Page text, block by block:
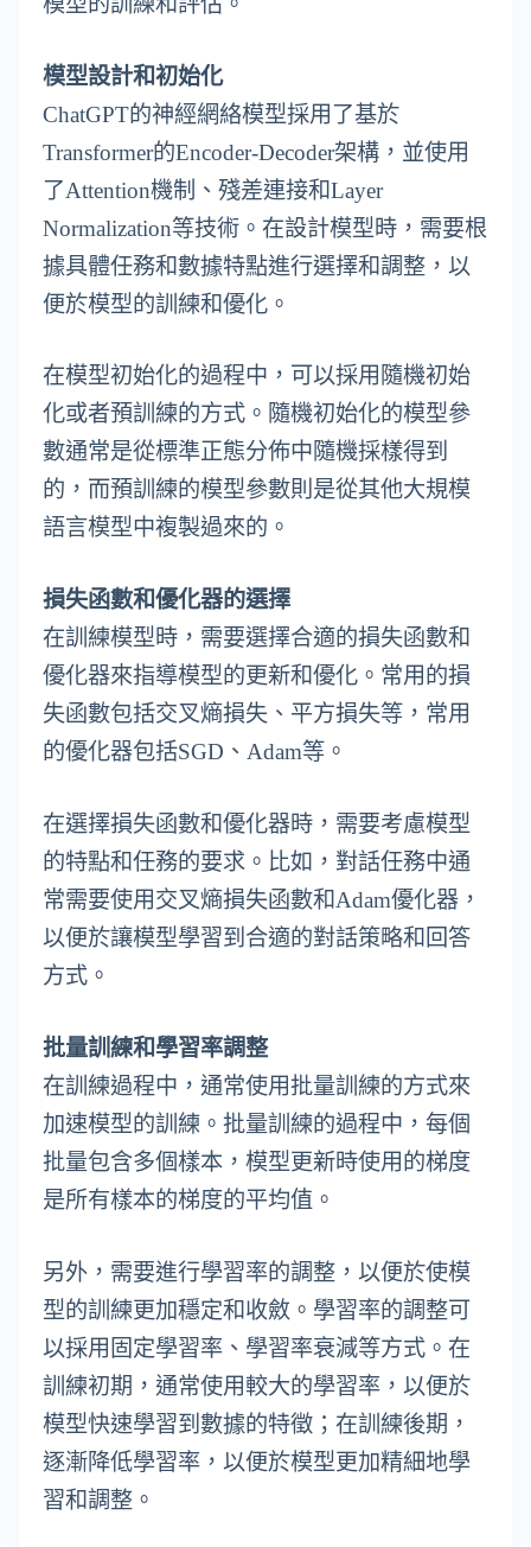
模型設計和初始化
ChatGPT的神經網絡模型採用了基於
Transformer的Encoder-Decoder架構，並使用
了Attention機制、殘差連接和Layer
Normalization等技術。在設計模型時，需要根
據具體任務和數據特點進行選擇和調整，以
便於模型的訓練和優化。
在模型初始化的過程中，可以採用隨機初始
化或者預訓練的方式。隨機初始化的模型參
數通常是從標準正態分佈中隨機採樣得到
的，而預訓練的模型參數則是從其他大規模
語言模型中複製過來的。
損失函數和優化器的選擇
在訓練模型時，需要選擇合適的損失函數和
優化器來指導模型的更新和優化。常用的損
失函數包括交叉熵損失、平方損失等，常用
的優化器包括SGD、Adam等。
在選擇損失函數和優化器時，需要考慮模型
的特點和任務的要求。比如，對話任務中通
常需要使用交叉熵損失函數和Adam優化器，
以便於讓模型學習到合適的對話策略和回答
方式。
批量訓練和學習率調整
在訓練過程中，通常使用批量訓練的方式來
加速模型的訓練。批量訓練的過程中，每個
批量包含多個樣本，模型更新時使用的梯度
是所有樣本的梯度的平均值。
另外，需要進行學習率的調整，以便於使模
型的訓練更加穩定和收斂。學習率的調整可
以採用固定學習率、學習率衰減等方式。在
訓練初期，通常使用較大的學習率，以便於
模型快速學習到數據的特徵；在訓練後期，
逐漸降低學習率，以便於模型更加精細地學
習和調整。